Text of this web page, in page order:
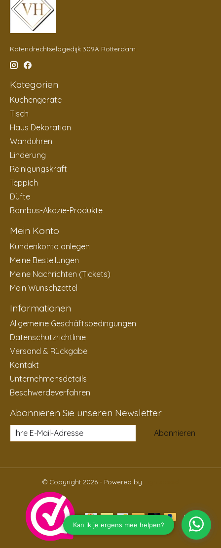
Katendrechtselagedijk 309A Rotterdam
Kategorien
Küchengeräte
Tisch
Haus Dekoration
Wanduhren
Linderung
Reinigungskraft
Teppich
Düfte
Bambus-Akazie-Produkte
Mein Konto
Kundenkonto anlegen
Meine Bestellungen
Meine Nachrichten (Tickets)
Mein Wunschzettel
Informationen
Allgemeine Geschäftsbedingungen
Datenschutzrichtlinie
Versand & Rückgabe
Kontakt
Unternehmensdetails
Beschwerdeverfahren
Abonnieren Sie unseren Newsletter
Abonnieren
© Copyright 2026 - Powered by
DE